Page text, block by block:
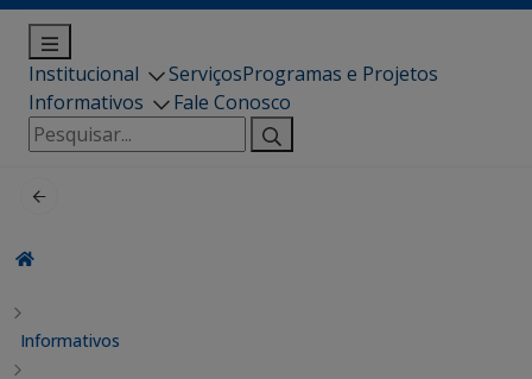
Institucional ServiçosProgramas e Projetos
Informativos
Fale Conosco
Pesquisar
por:
Informativos